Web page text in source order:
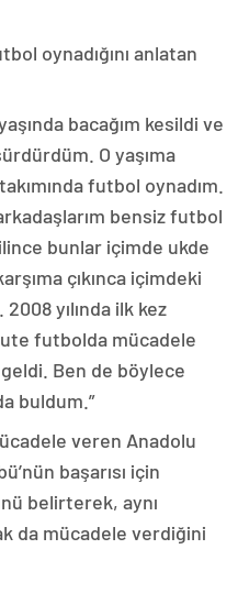
oynadığını anlatan
bacağım kesildi ve
O yaşıma
futbol oynadım.
bensiz futbol
bunlar içimde ukde
çıkınca içimdeki
yılında ilk kez
futbolda mücadele
Ben de böylece
buldum.”
veren Anadolu
başarısı için
belirterek, aynı
da mücadele verdiğini